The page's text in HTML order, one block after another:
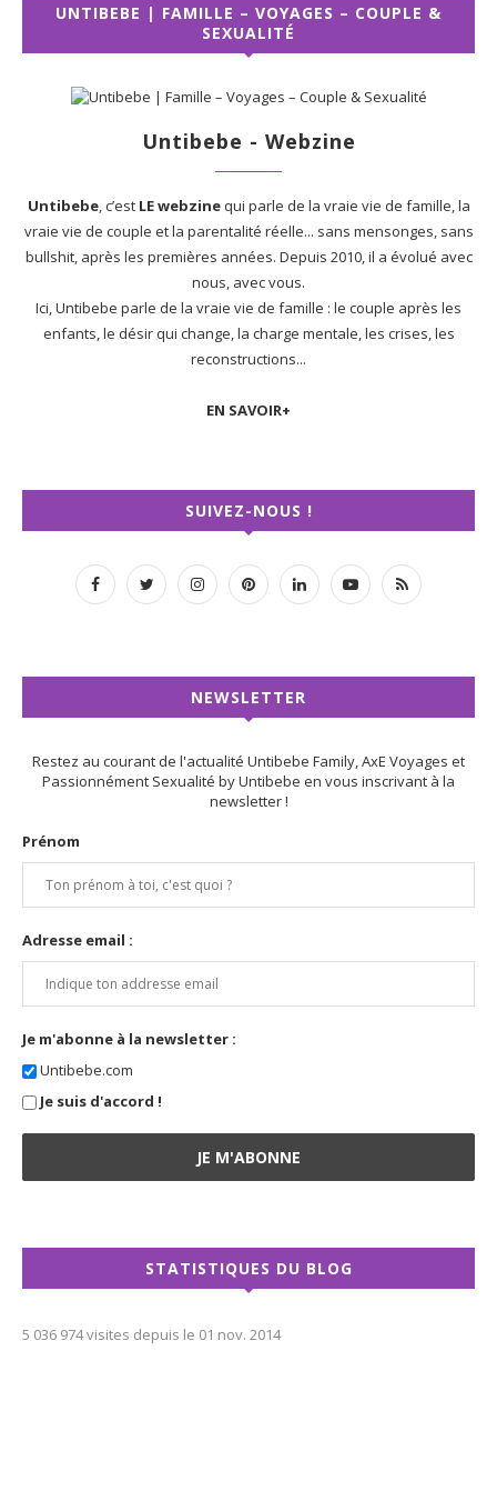
UNTIBEBE | FAMILLE – VOYAGES – COUPLE &
SEXUALITÉ
Untibebe - Webzine
Untibebe, c’est LE webzinequi parle de la vraie vie de famille, la
vraie vie de couple et la parentalité réelle... sans mensonges, sans
bullshit, après les premières années. Depuis 2010, il a évolué avec
nous, avec vous.
Ici, Untibebe parle de la vraie vie de famille : le couple après les
enfants, le désir qui change, la charge mentale, les crises, les
reconstructions...
EN SAVOIR+
SUIVEZ-NOUS !
NEWSLETTER
Restez au courant de l'actualité Untibebe Family, AxE Voyages et
Passionnément Sexualité by Untibebe en vous inscrivant à la
newsletter !
Prénom
Adresse email :
Je m'abonne à la newsletter :
Untibebe.com
Je suis d'accord !
STATISTIQUES DU BLOG
5 036 974 visites depuis le 01 nov. 2014